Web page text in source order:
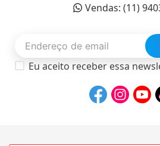
Vendas: (11)
Eu aceito receber essa